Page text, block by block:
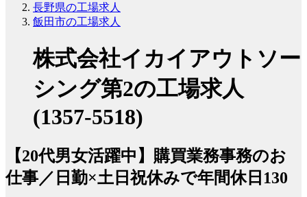
長野県の工場求人
飯田市の工場求人
株式会社イカイアウトソー
シング第2の工場求人
(1357-5518)
【20代男女活躍中】購買業務事務のお
仕事／日勤×土日祝休みで年間休日130